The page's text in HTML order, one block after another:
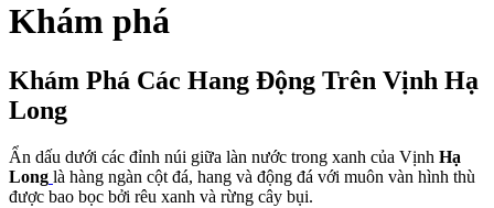
Khám phá
Khám Phá Các Hang Động Trên Vịnh Hạ
Long
Ẩn dấu dưới các đỉnh núi giữa làn nước trong xanh của Vịnh Hạ
Long là hàng ngàn cột đá, hang và động đá với muôn vàn hình thù
được bao bọc bởi rêu xanh và rừng cây bụi.